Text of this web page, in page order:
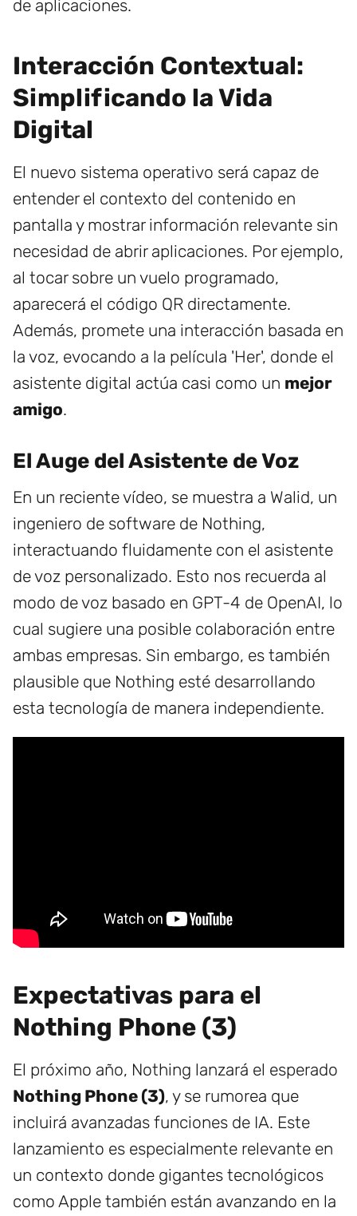
de aplicaciones.
Interacción Contextual:
Simplificando la Vida
Digital
El nuevo sistema operativo será capaz de
entender el contexto del contenido en
pantalla y mostrar información relevante sin
necesidad de abrir aplicaciones. Por ejemplo,
al tocar sobre un vuelo programado,
aparecerá el código QR directamente.
Además, promete una interacción basada en
la voz, evocando a la película 'Her', donde el
asistente digital actúa casi como un mejor
amigo.
El Auge del Asistente de Voz
En un reciente vídeo, se muestra a Walid, un
ingeniero de software de Nothing,
interactuando fluidamente con el asistente
de voz personalizado. Esto nos recuerda al
modo de voz basado en GPT-4 de OpenAI, lo
cual sugiere una posible colaboración entre
ambas empresas. Sin embargo, es también
plausible que Nothing esté desarrollando
esta tecnología de manera independiente.
Expectativas para el
Nothing Phone (3)
El próximo año, Nothing lanzará el esperado
Nothing Phone (3), y se rumorea que
incluirá avanzadas funciones de IA. Este
lanzamiento es especialmente relevante en
un contexto donde gigantes tecnológicos
como Apple también están avanzando en la